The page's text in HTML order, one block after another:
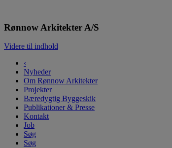
Rønnow Arkitekter A/S
Videre til indhold
‹
Nyheder
Om Rønnow Arkitekter
Projekter
Bæredygtig Byggeskik
Publikationer & Presse
Kontakt
Job
Søg
Søg